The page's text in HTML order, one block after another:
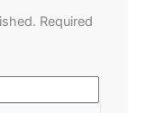
Required